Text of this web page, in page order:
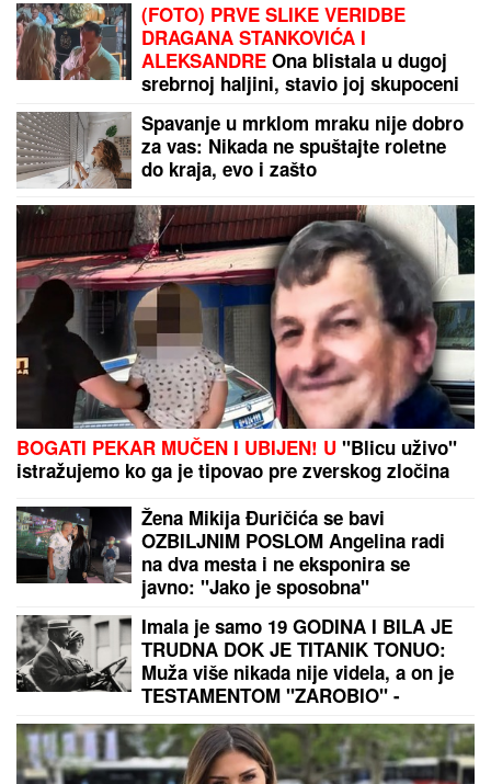
(FOTO) PRVE SLIKE VERIDBE
DRAGANA STANKOVIĆA I
ALEKSANDRE Ona blistala u dugoj
srebrnoj haljini, stavio joj skupoceni
Spavanje u mrklom mraku nije dobro
za vas: Nikada ne spuštajte roletne
do kraja, evo i zašto
BOGATI PEKAR MUČEN I UBIJEN! U "Blicu uživo"
istražujemo ko ga je tipovao pre zverskog zločina
Žena Mikija Đuričića se bavi
OZBILJNIM POSLOM Angelina radi
na dva mesta i ne eksponira se
javno: "Jako je sposobna"
Imala je samo 19 GODINA I BILA JE
TRUDNA DOK JE TITANIK TONUO:
Muža više nikada nije videla, a on je
TESTAMENTOM "ZAROBIO" -
NJENA TAJNA i danas ledi krv u
žilama